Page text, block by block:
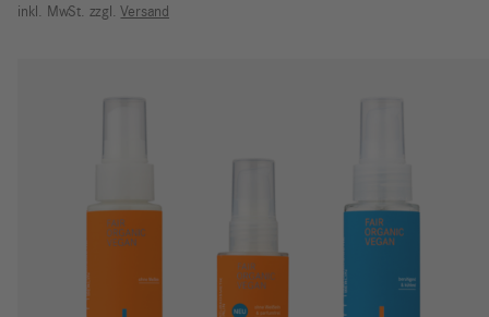
Preis
Preis
inkl. MwSt. zzgl. Versand